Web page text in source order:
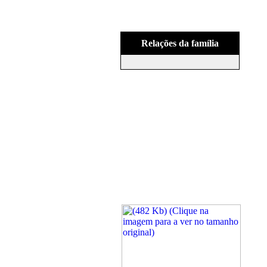
Relações da família